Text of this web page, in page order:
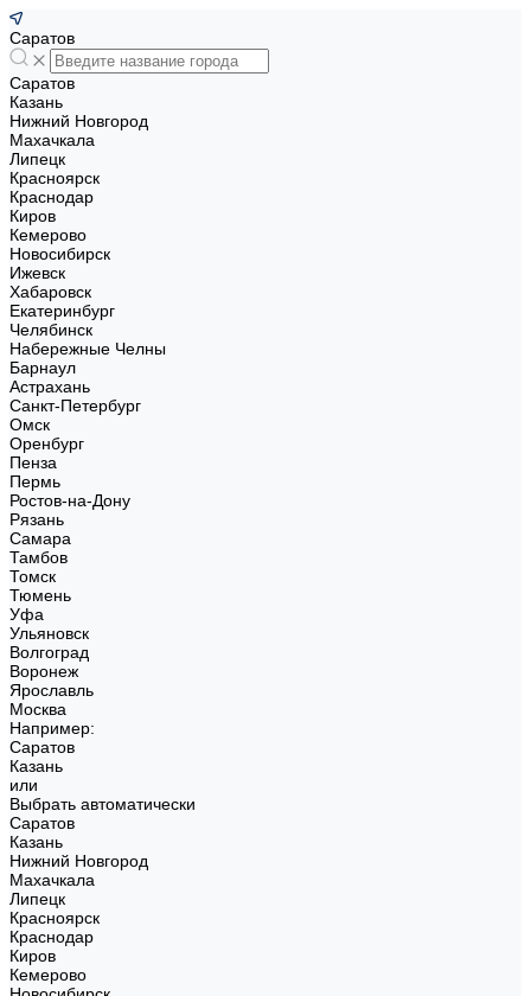
Саратов
Саратов
Казань
Нижний Новгород
Махачкала
Липецк
Красноярск
Краснодар
Киров
Кемерово
Новосибирск
Ижевск
Хабаровск
Екатеринбург
Челябинск
Набережные Челны
Барнаул
Астрахань
Санкт-Петербург
Омск
Оренбург
Пенза
Пермь
Ростов-на-Дону
Рязань
Самара
Тамбов
Томск
Тюмень
Уфа
Ульяновск
Волгоград
Воронеж
Ярославль
Москва
Например:
Саратов
Казань
или
Выбрать автоматически
Саратов
Казань
Нижний Новгород
Махачкала
Липецк
Красноярск
Краснодар
Киров
Кемерово